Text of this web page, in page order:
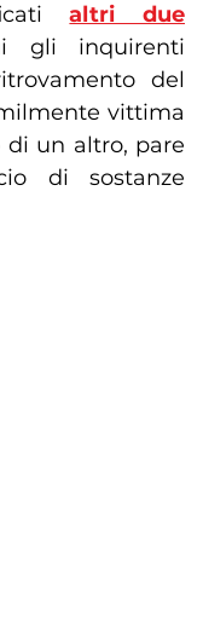
altri due
gli inquirenti
del
vittima
un altro, pare
di sostanze